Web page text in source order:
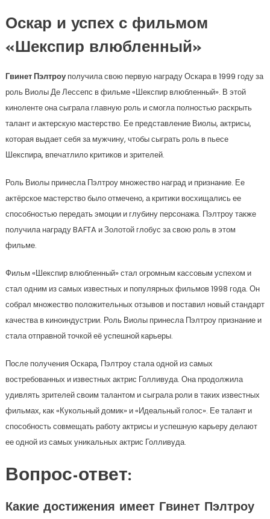
Оскар и успех с фильмом
«Шекспир влюбленный»
Гвинет Пэлтроуполучила свою первую награду Оскара в 1999 году за
роль Виолы Де Лессепс в фильме «Шекспир влюбленный». В этой
киноленте она сыграла главную роль и смогла полностью раскрыть
талант и актерскую мастерство. Ее представление Виолы, актрисы,
которая выдает себя за мужчину, чтобы сыграть роль в пьесе
Шекспира, впечатлило критиков и зрителей.
Роль Виолы принесла Пэлтроу множество наград и признание. Ее
актёрское мастерство было отмечено, а критики восхищались ее
способностью передать эмоции и глубину персонажа. Пэлтроу также
получила награду BAFTA и Золотой глобус за свою роль в этом
фильме.
Фильм «Шекспир влюбленный» стал огромным кассовым успехом и
стал одним из самых известных и популярных фильмов 1998 года. Он
собрал множество положительных отзывов и поставил новый стандарт
качества в киноиндустрии. Роль Виолы принесла Пэлтроу признание и
стала отправной точкой её успешной карьеры.
После получения Оскара, Пэлтроу стала одной из самых
востребованных и известных актрис Голливуда. Она продолжила
удивлять зрителей своим талантом и сыграла роли в таких известных
фильмах, как «Кукольный домик» и «Идеальный голос». Ее талант и
способность совмещать работу актрисы и успешную карьеру делают
ее одной из самых уникальных актрис Голливуда.
Вопрос-ответ:
Какие достижения имеет Гвинет Пэлтроу